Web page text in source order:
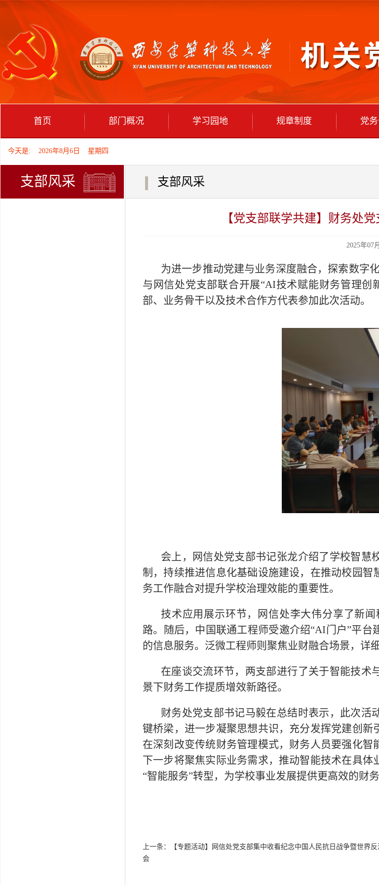
首页 部门概况 学习园地 规章制度 党
今天是: 2026年8月6日 星期四
支部风采 支部风采
【党支部联学共建】财务处
2025年07
为进一步推动党建与业务深度融合，探索数字
与网信处党支部联合开展“AI技术赋能财务管理
部、业务骨干以及技术合作方代表参加此次活动。
会上，网信处党支部书记张龙介绍了学校智慧
制，持续推进信息化基础设施建设，在推动校园
务工作融合对提升学校治理效能的重要性。
技术应用展示环节，网信处李大伟分享了新
路。随后，中国联通工程师受邀介绍“AI门户”平
的信息服务。泛微工程师则聚焦业财融合场景，详
在座谈交流环节，两支部进行了关于智能技术
景下财务工作提质增效新路径。
财务处党支部书记马毅在总结时表示，此次活
键桥梁，进一步凝聚思想共识，充分发挥党建创
在深刻改变传统财务管理模式，财务人员要强化智
下一步将聚焦实际业务需求，推动智能技术在具
“智能服务”转型，为学校事业发展提供更高效的财务
上一条： 【专题活动】网信处党支部集中收看纪念中国人民抗日战争暨世界
会